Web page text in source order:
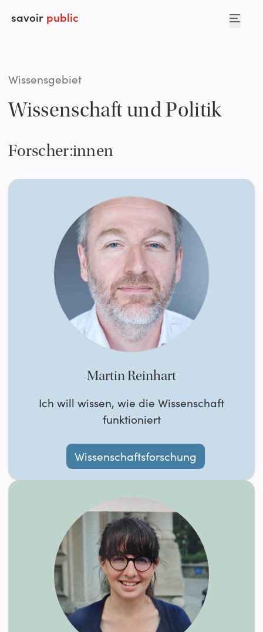
savoir public
Wissensgebiet
Wissenschaft und Politik
Forscher:innen
Martin Reinhart
Ich will wissen, wie die Wissenschaft
funktioniert
Wissenschaftsforschung